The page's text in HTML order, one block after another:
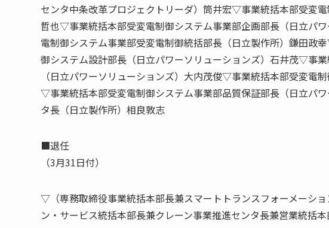
センタ中条改革プロジェクトリーダ）筒井宏▽事業統括本部受変
哲也▽事業統括本部受変電制御システム事業部企画部長（日立パ
電制御システム事業部受変電制御統括部長（日立製作所）鎌田政
御システム設計部長（日立パワーソリューションズ）石井茂▽事
（日立パワーソリューションズ）大内茂俊▽事業統括本部受変電
▽事業統括本部受変電制御システム事業部品質保証部長（日立パ
タ長（日立製作所）相良敦志
■退任
（3月31日付）
▽（専務取締役事業統括本部長兼スマートトランスフォーメーシ
ン・サービス統括本部長兼クレーン事業推進センタ長兼営業統括